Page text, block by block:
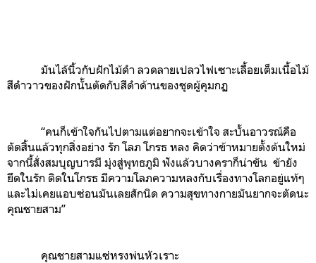
มันไล้นิ้วกับฝักไม้ดำ ลวดลายเปลวไฟเซาะเลื้อยเต็มเนื้อไม้
สีดำวาวของฝักนั้นตัดกับสีดำด้านของชุดผู้คุมกฏ
“คนก็เข้าใจกันไปตามแต่อยากจะเข้าใจ สะบั้นอาวรณ์คือ
ตัดสิ้นแล้วทุกสิ่งอย่าง รัก โลภ โกรธ หลง คิดว่าข้าหมายตั้งต้นใหม่
จากนี้สั่งสมบุญบารมี มุ่งสู่พุทธภูมิ ฟังแล้วบางคราก็น่าขัน ข้ายัง
ยึดในรัก ติดในโกรธ มีความโลภความหลงกับเรื่องทางโลกอยู่แท้ๆ
และไม่เคยแอบซ่อนมันเลยสักนิด ความสุขทางกายมันยากจะตัดนะ
คุณชายสาม”
คุณชายสามแซ่หรงพ่นหัวเราะ